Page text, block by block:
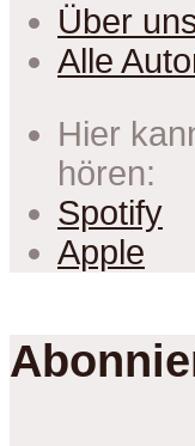
Über
Alle
Hier
hören:
Spotify
Apple